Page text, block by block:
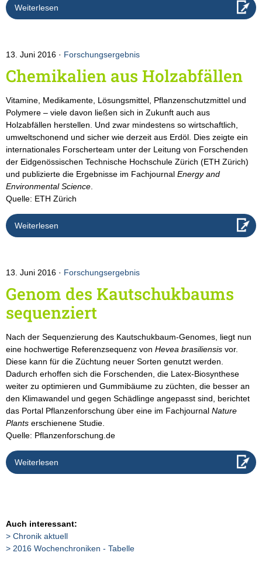
Weiterlesen
13. Juni 2016 Forschungsergebnis
Chemikalien aus Holzabfällen
Vitamine, Medikamente, Lösungsmittel, Pflanzenschutzmittel und
Polymere – viele davon ließen sich in Zukunft auch aus
Holzabfällen herstellen. Und zwar mindestens so wirtschaftlich,
umweltschonend und sicher wie derzeit aus Erdöl. Dies zeigte ein
internationales Forscherteam unter der Leitung von Forschenden
der Eidgenössischen Technische Hochschule Zürich (ETH Zürich)
und publizierte die Ergebnisse im Fachjournal Energy and
Environmental Science
Quelle: ETH Zürich
Weiterlesen
13. Juni 2016 Forschungsergebnis
Genom des Kautschukbaums
sequenziert
Nach der Sequenzierung des Kautschukbaum-Genomes, liegt nun
eine hochwertige Referenzsequenz von Hevea brasiliensis vor.
Diese kann für die Züchtung neuer Sorten genutzt werden.
Dadurch erhoffen sich die Forschenden, die Latex-Biosynthese
weiter zu optimieren und Gummibäume zu züchten, die besser an
den Klimawandel und gegen Schädlinge angepasst sind, berichtet
das Portal Pflanzenforschung über eine im Fachjournal Nature
Plants erschienene Studie.
Quelle: Pflanzenforschung.de
Weiterlesen
Auch interessant:
Chronik aktuell
2016 Wochenchroniken - Tabelle